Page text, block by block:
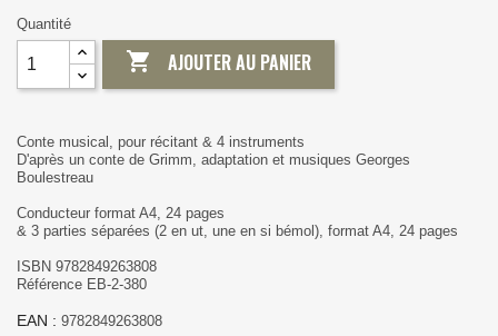
Quantité
 AJOUTER AU PANIER
Conte musical, pour récitant & 4 instruments
D'après un conte de Grimm, adaptation et musiques Georges
Boulestreau
Conducteur format A4, 24 pages
& 3 parties séparées (2 en ut, une en si bémol), format A4, 24 pages
ISBN 9782849263808
Référence EB-2-380
EAN : 9782849263808